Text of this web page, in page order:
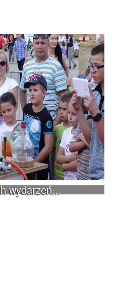
wydarzeń...